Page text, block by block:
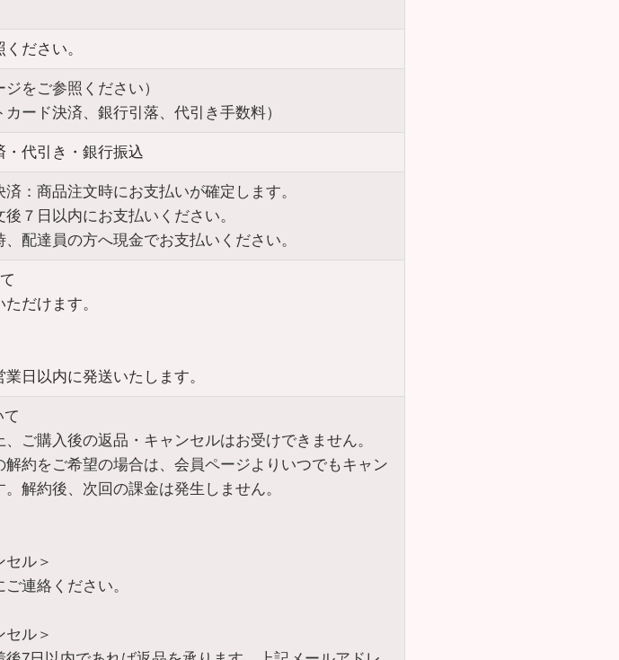
ださい。
をご参照ください）
カード決済、銀行引落、代引き手数料）
・代引き・銀行振込
済：商品注文時にお支払いが確定します。
後７日以内にお支払いください。
、配達員の方へ現金でお支払いください。
だけます。
日以内に発送いたします。
ご購入後の返品・キャンセルはお受けできません。
約をご希望の場合は、会員ページよりいつでもキャン
解約後、次回の課金は発生しません。
セル＞
連絡ください。
セル＞